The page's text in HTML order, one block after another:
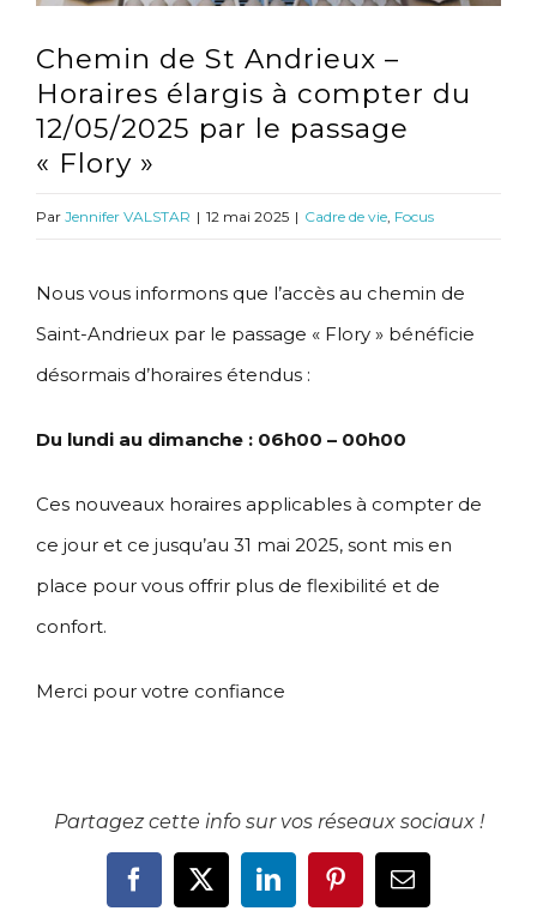
Chemin de St Andrieux –
Horaires élargis à compter du
12/05/2025 par le passage
« Flory »
Par Jennifer VALSTAR | 12 mai 2025 | Cadre de vie, Focus
Nous vous informons que l’accès au chemin de
Saint-Andrieux par le passage « Flory » bénéficie
désormais d’horaires étendus :
Du lundi au dimanche : 06h00 – 00h00
Ces nouveaux horaires applicables à compter de
ce jour et ce jusqu’au 31 mai 2025, sont mis en
place pour vous offrir plus de flexibilité et de
confort.
Merci pour votre confiance
Partagez cette info sur vos réseaux sociaux !
Facebook
X LinkedInPinterestEmail